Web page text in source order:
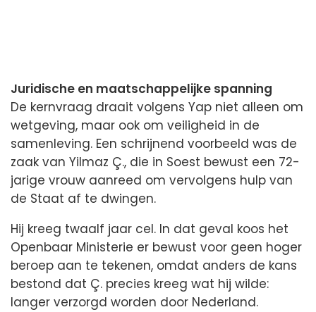
Juridische en maatschappelijke spanning
De kernvraag draait volgens Yap niet alleen om
wetgeving, maar ook om veiligheid in de
samenleving. Een schrijnend voorbeeld was de
zaak van Yilmaz Ç., die in Soest bewust een 72-
jarige vrouw aanreed om vervolgens hulp van
de Staat af te dwingen.
Hij kreeg twaalf jaar cel. In dat geval koos het
Openbaar Ministerie er bewust voor geen hoger
beroep aan te tekenen, omdat anders de kans
bestond dat Ç. precies kreeg wat hij wilde:
langer verzorgd worden door Nederland.